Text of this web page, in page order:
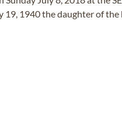
19, 1940 the daughter of